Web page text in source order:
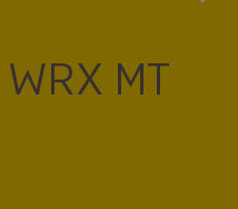
WRX MT